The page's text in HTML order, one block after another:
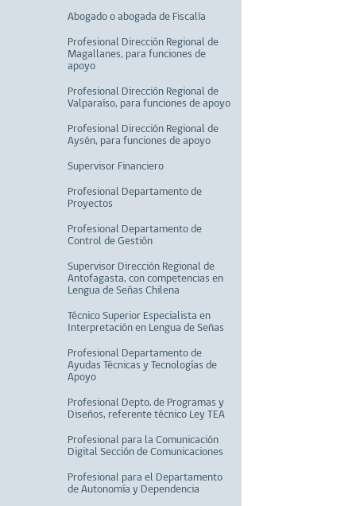
Abogado o abogada de Fiscalía
Profesional Dirección Regional de
Magallanes, para funciones de
apoyo
Profesional Dirección Regional de
Valparaíso, para funciones de apoyo
Profesional Dirección Regional de
Aysén, para funciones de apoyo
Supervisor Financiero
Profesional Departamento de
Proyectos
Profesional Departamento de
Control de Gestión
Supervisor Dirección Regional de
Antofagasta, con competencias en
Lengua de Señas Chilena
Técnico Superior Especialista en
Interpretación en Lengua de Señas
Profesional Departamento de
Ayudas Técnicas y Tecnologías de
Apoyo
Profesional Depto. de Programas y
Diseños, referente técnico Ley TEA
Profesional para la Comunicación
Digital Sección de Comunicaciones
Profesional para el Departamento
de Autonomía y Dependencia